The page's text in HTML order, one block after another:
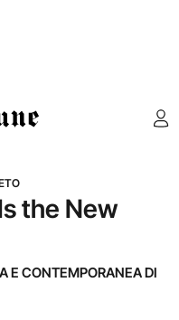
the New
E CONTEMPORANEA DI